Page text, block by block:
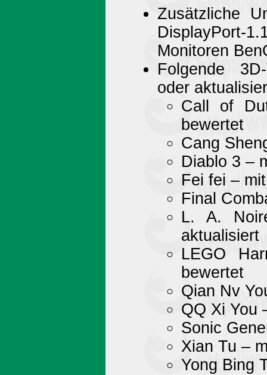
Zusätzliche
Monitoren
Folgende
oder
Call of
bewertet
Cang
Diablo 3 –
Fei fei –
Final
L. A.
aktualisiert
LEGO
bewertet
Qian Nv
QQ Xi You
Sonic
Xian Tu –
Yong Bing